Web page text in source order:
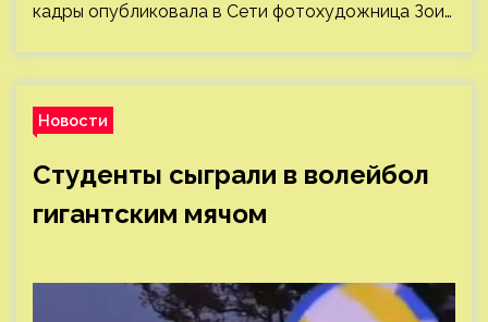
кадры опубликовала в Сети фотохудожница Зои…
Новости
Студенты сыграли в волейбол
гигантским мячом